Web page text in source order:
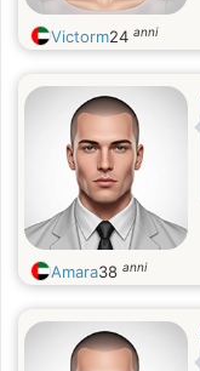
Victorm24 anni
Amara38 anni